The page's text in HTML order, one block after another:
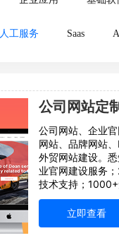
人工服务 Saas
公司网站、企业
网站、品牌网站
外贸网站建设。
业官网建设服务
技术支持；
资深设计师一对
团队，维护无忧
18625576059
立即查看